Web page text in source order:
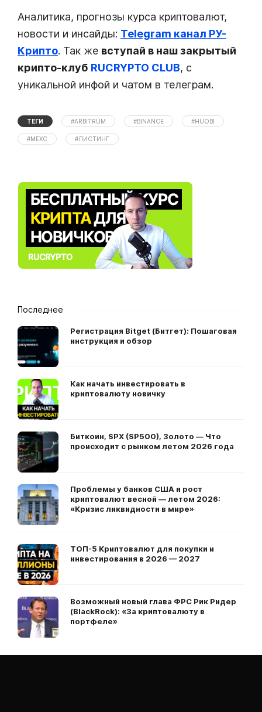
Аналитика, прогнозы курса криптовалют,
новости и инсайды: Telegram канал РУ-
Крипто. Так же вступай в наш закрытый
крипто-клуб RUCRYPTO CLUB, с
уникальной инфой и чатом в телеграм.
ТЕГИ #ARBITRUM #BINANCE #HUOBI
#MEXC #ЛИСТИНГ
Последнее
Регистрация Bitget (Битгет): Пошаговая
инструкция и обзор
Как начать инвестировать в
криптовалюту новичку
Биткоин, SPX (SP500), Золото — Что
происходит с рынком летом 2026 года
Проблемы у банков США и рост
криптовалют весной — летом 2026:
«Кризис ликвидности в мире»
ТОП-5 Криптовалют для покупки и
инвестирования в 2026 — 2027
Возможный новый глава ФРС Рик Ридер
(BlackRock): «За криптовалюту в
портфеле»